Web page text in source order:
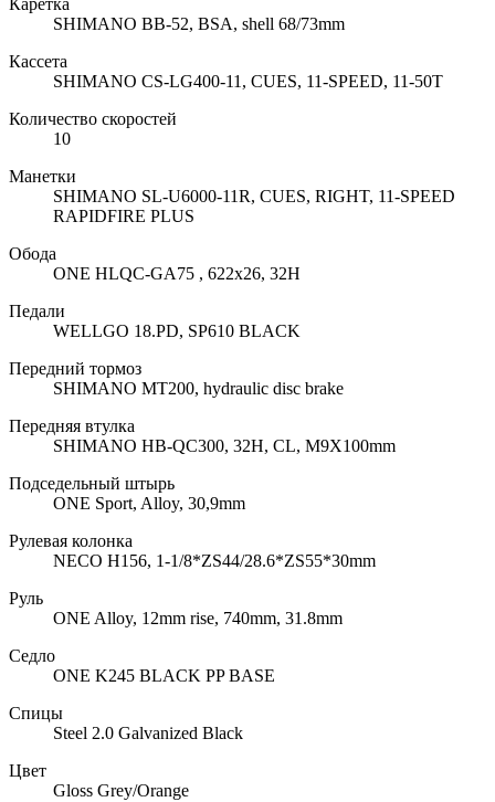
Каретка
SHIMANO BB-52, BSA, shell 68/73mm
Кассета
SHIMANO CS-LG400-11, CUES, 11-SPEED, 11-50T
Количество скоростей
10
Манетки
SHIMANO SL-U6000-11R, CUES, RIGHT, 11-SPEED
RAPIDFIRE PLUS
Обода
ONE HLQC-GA75 , 622x26, 32H
Педали
WELLGO 18.PD, SP610 BLACK
Передний тормоз
SHIMANO MT200, hydraulic disc brake
Передняя втулка
SHIMANO HB-QC300, 32H, CL, M9X100mm
Подседельный штырь
ONE Sport, Alloy, 30,9mm
Рулевая колонка
NECO H156, 1-1/8*ZS44/28.6*ZS55*30mm
Руль
ONE Alloy, 12mm rise, 740mm, 31.8mm
Седло
ONE K245 BLACK PP BASE
Спицы
Steel 2.0 Galvanized Black
Цвет
Gloss Grey/Orange